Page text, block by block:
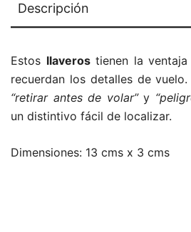
Descripción
Estos llaverostienen la ventaja
recuerdan los detalles de
“retirar antes de volar”y
un distintivo fácil de localizar.
Dimensiones: 13 cms x 3 cms